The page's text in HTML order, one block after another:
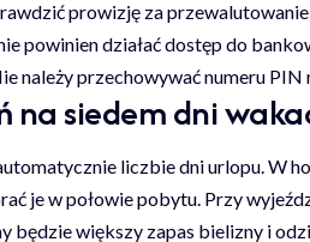
prowizję za
powinien działać dostęp do
należy przechowywać numeru PIN
na siedem dni
liczbie dni urlopu. W
je w połowie pobytu. Przy
będzie większy zapas bielizny i